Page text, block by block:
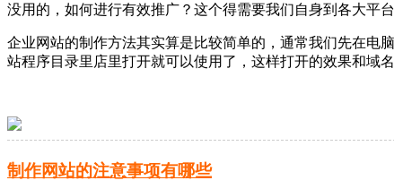
没用的，如何进行有效推广？这个得需要我们自身到各大平
企业网站的制作方法其实算是比较简单的，通常我们先在电
站程序目录里店里打开就可以使用了，这样打开的效果和域
制作网站的注意事项有哪些